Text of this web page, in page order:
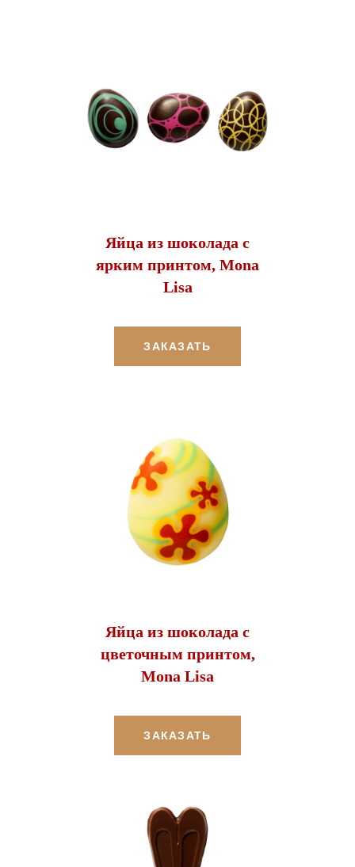
Яйца из шоколада с
ярким принтом, Mona
Lisa
ЗАКАЗАТЬ
Яйца из шоколада с
цветочным принтом,
Mona Lisa
ЗАКАЗАТЬ